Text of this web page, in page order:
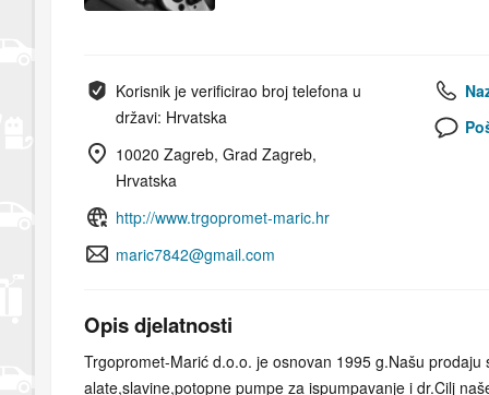
Korisnik je verificirao broj telefona u
državi: Hrvatska
10020 Zagreb, Grad Zagreb,
Hrvatska
http://www.trgopromet-maric.hr
maric7842@gmail.com
Opis djelatnosti
Trgopromet-Marić d.o.o. je osnovan 1995 g.Našu prodaju
alate,slavine,potopne pumpe za ispumpavanje i dr.Cilj